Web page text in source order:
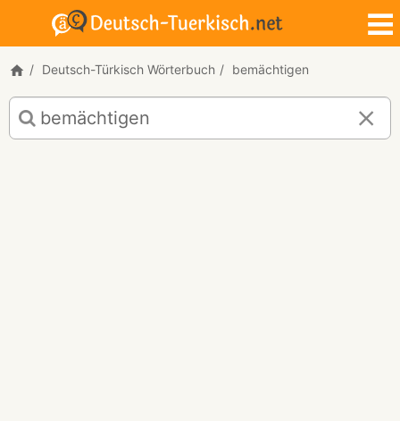
Deutsch-Türkisch Wörterbuch bemächtigen
Deutsch-
Türkisch
Übersetzung